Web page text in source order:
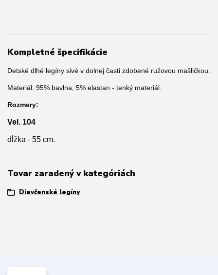
Kompletné špecifikácie
Detské dlhé legíny sivé v dolnej časti zdobené ružovou mašličkou.
Materiál: 95% bavlna, 5% elastan - tenký materiál.
Rozmery:
Vel. 104
dĺžka - 55 cm.
Tovar zaradený v kategóriách
Dievčenské legíny